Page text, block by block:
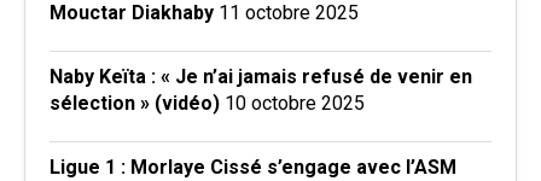
Mouctar Diakhaby 11 octobre 2025
Naby Keïta : « Je n’ai jamais refusé de venir en
sélection » (vidéo) 10 octobre 2025
Ligue 1 : Morlaye Cissé s’engage avec l’ASM